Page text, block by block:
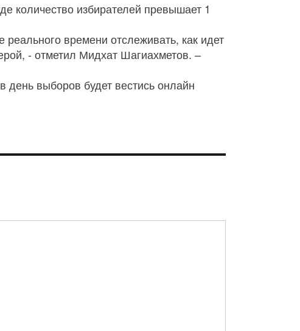
количество избирателей превышает 1
времени отслеживать, как идет
- отметил Мидхат Шагиахметов. –
день выборов будет вестись онлайн